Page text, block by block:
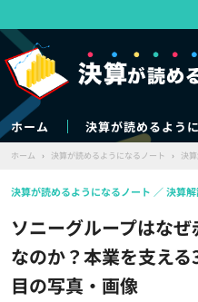
ホーム 決算が読めるよう
ホーム › 決算が読めるようになるノート › 決
ソニーグループはな
なのか？本業を支え
目の写真・画像
決算が読めるようになるノート 決算